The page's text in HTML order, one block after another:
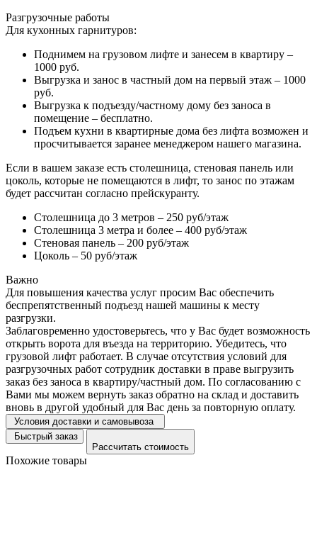
Разгрузочные работы
Для кухонных гарнитуров:
Поднимем на грузовом лифте и занесем в квартиру –
1000 руб.
Выгрузка и занос в частный дом на первый этаж – 1000
руб.
Выгрузка к подъезду/частному дому без заноса в
помещение – бесплатно.
Подъем кухни в квартирные дома без лифта возможен и
просчитывается заранее менеджером нашего магазина.
Если в вашем заказе есть столешница, стеновая панель или
цоколь, которые не помещаются в лифт, то занос по этажам
будет рассчитан согласно прейскуранту.
Столешница до 3 метров – 250 руб/этаж
Столешница 3 метра и более – 400 руб/этаж
Стеновая панель – 200 руб/этаж
Цоколь – 50 руб/этаж
Важно
Для повышения качества услуг просим Вас обеспечить
беспрепятственный подъезд нашей машины к месту
разгрузки.
Заблаговременно удостоверьтесь, что у Вас будет возможность
открыть ворота для въезда на территорию. Убедитесь, что
грузовой лифт работает. В случае отсутствия условий для
разгрузочных работ сотрудник доставки в праве выгрузить
заказ без заноса в квартиру/частный дом. По согласованию с
Вами мы можем вернуть заказ обратно на склад и доставить
вновь в другой удобный для Вас день за повторную оплату.
Условия доставки и самовывоза
Быстрый заказ
Рассчитать стоимость
Похожие товары